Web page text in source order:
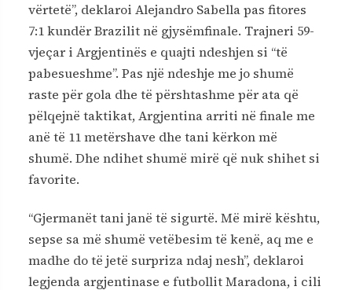
vërtetë”, deklaroi Alejandro Sabella pas fitores
7:1 kundër Brazilit në gjysëmfinale. Trajneri 59-
vjeçar i Argjentinës e quajti ndeshjen si “të
pabesueshme”. Pas një ndeshje me jo shumë
raste për gola dhe të përshtashme për ata që
pëlqejnë taktikat, Argjentina arriti në finale me
anë të 11 metërshave dhe tani kërkon më
shumë. Dhe ndihet shumë mirë që nuk shihet si
favorite.
“Gjermanët tani janë të sigurtë. Më mirë kështu,
sepse sa më shumë vetëbesim të kenë, aq me e
madhe do të jetë surpriza ndaj nesh”, deklaroi
legjenda argjentinase e futbollit Maradona, i cili